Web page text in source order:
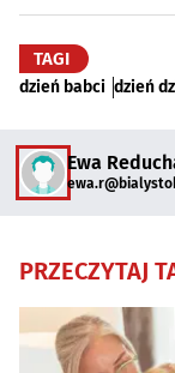
TAGI
dzień babci dzień
Ewa
PRZECZYTAJ